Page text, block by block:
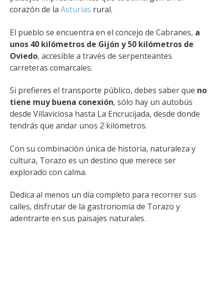
corazón de la Asturias rural.
El pueblo se encuentra en el concejo de Cabranes, a
unos 40 kilómetros de Gijón y 50 kilómetros de
Oviedo, accesible a través de serpenteantes
carreteras comarcales.
Si prefieres el transporte público, debes saber que no
tiene muy buena conexión, sólo hay un autobús
desde Villaviciosa hasta La Encrucijada, desde donde
tendrás que andar unos 2 kilómetros.
Con su combinación única de historia, naturaleza y
cultura, Torazo es un destino que merece ser
explorado con calma.
Dedica al menos un día completo para recorrer sus
calles, disfrutar de la gastronomía de Torazo y
adentrarte en sus paisajes naturales.